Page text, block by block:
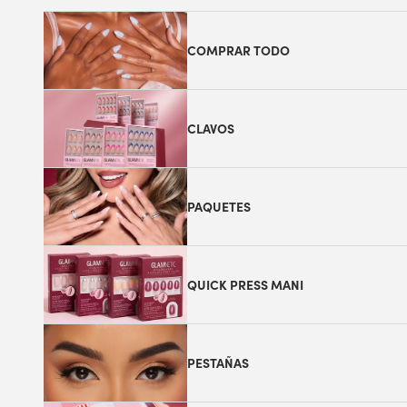
COMPRAR TODO
CLAVOS
PAQUETES
QUICK PRESS MANI
PESTAÑAS